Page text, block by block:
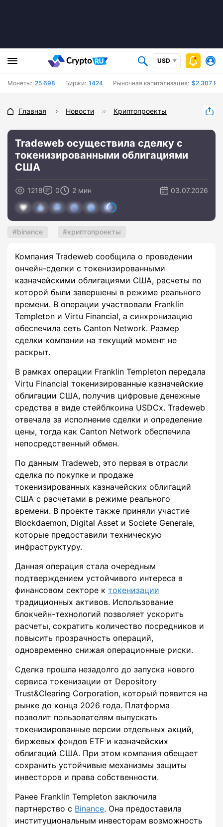
USD
Монеты: 25 698 Биржи: 1424 Рыночная капитализация: $2 307
Главная Новости Криптопроекты
Tradeweb осуществила сделку с
токенизированными облигациями
США
1218 0 2 мин 03.07.2026
binance криптопроекты
Компания Tradeweb сообщила о проведении
ончейн-сделки с токенизированными
казначейскими облигациями США, расчеты по
которой были завершены в режиме реального
времени. В операции участвовали Franklin
Templeton и Virtu Financial, а синхронизацию
обеспечила сеть Canton Network. Размер
сделки компании на текущий момент не
раскрыт.
В рамках операции Franklin Templeton передала
Virtu Financial токенизированные казначейские
облигации США, получив цифровые денежные
средства в виде стейблкоина USDCx. Tradeweb
отвечала за исполнение сделки и определение
цены, тогда как Canton Network обеспечила
непосредственный обмен.
По данным Tradeweb, это первая в отрасли
сделка по покупке и продаже
токенизированных казначейских облигаций
США с расчетами в режиме реального
времени. В проекте также приняли участие
Blockdaemon, Digital Asset и Societe Generale,
которые предоставили техническую
инфраструктуру.
Данная операция стала очередным
подтверждением устойчивого интереса в
финансовом секторе к токенизации
традиционных активов. Использование
блокчейн-технологий позволяет ускорить
расчеты, сократить количество посредников и
повысить прозрачность операций,
одновременно снижая операционные риски.
Сделка прошла незадолго до запуска нового
сервиса токенизации от Depository
Trust&Clearing Corporation, который появится на
рынке до конца 2026 года. Платформа
позволит пользователям выпускать
токенизированные версии отдельных акций,
биржевых фондов ETF и казначейских
облигаций США. При этом компания обещает
сохранить устойчивые механизмы защиты
инвесторов и права собственности.
Ранее Franklin Templeton заключила
партнерство с Binance. Она предоставила
институциональным инвесторам возможность